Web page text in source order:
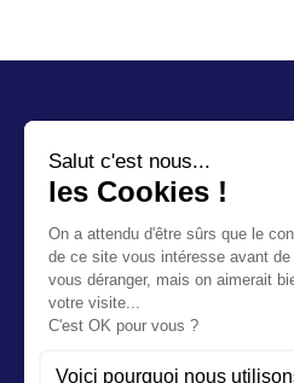
« Sans l'humain la